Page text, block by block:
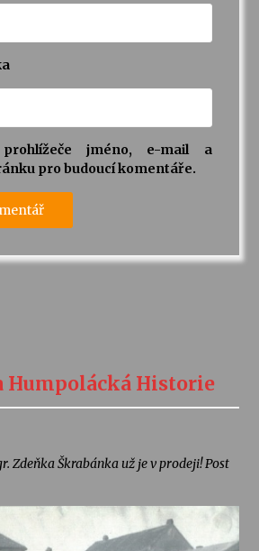
jméno, e-mail a
pro budoucí komentáře.
Humpolácká Historie
Zdeňka Škrabánka už je v prodeji! Post